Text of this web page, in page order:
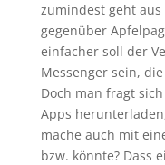
zumindest geht aus
gegenüber
einfacher soll der
Messenger sein,
Doch man fragt
Apps
mache auch mit
bzw. könnte? Dass